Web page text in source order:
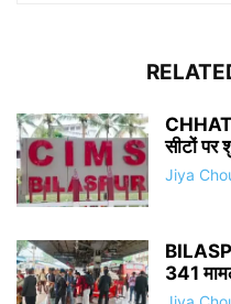
सीटों पर
Jiya
341